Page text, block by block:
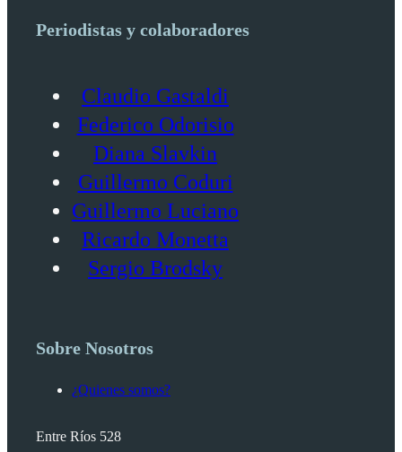
Periodistas y colaboradores
Claudio Gastaldi
Federico Odorisio
Diana Slavkin
Guillermo Coduri
Guillermo Luciano
Ricardo Monetta
Sergio Brodsky
Sobre Nosotros
¿Quienes somos?
Entre Ríos 528